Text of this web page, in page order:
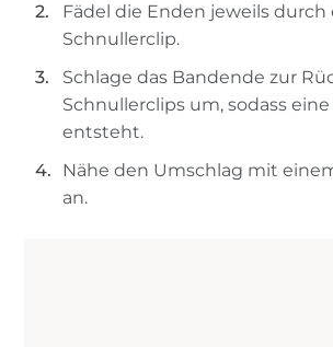
Fädel die Enden jeweils durch
Schnullerclip.
Schlage das Bandende zur
Schnullerclips um, sodass
entsteht.
Nähe den Umschlag mit
an.